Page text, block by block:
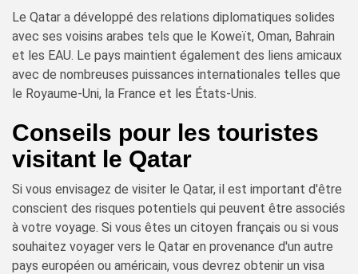
Le Qatar a développé des relations diplomatiques solides
avec ses voisins arabes tels que le Koweït, Oman, Bahrain
et les EAU. Le pays maintient également des liens amicaux
avec de nombreuses puissances internationales telles que
le Royaume-Uni, la France et les États-Unis.
Conseils pour les touristes
visitant le Qatar
Si vous envisagez de visiter le Qatar, il est important d'être
conscient des risques potentiels qui peuvent être associés
à votre voyage. Si vous êtes un citoyen français ou si vous
souhaitez voyager vers le Qatar en provenance d'un autre
pays européen ou américain, vous devrez obtenir un visa